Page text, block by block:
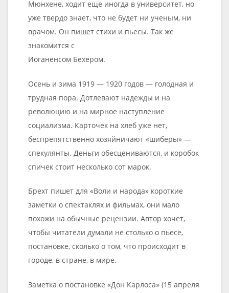
Мюнхене, ходит еще иногда в университет, но
уже твердо знает, что не будет ни ученым, ни
врачом. Он пишет стихи и пьесы. Так же
знакомится с
Иоганенсом Бехером.
Осень и зима 1919 — 1920 годов — голодная и
трудная пора. Дотлевают надежды и на
революцию и на мирное наступление
социализма. Карточек на хлеб уже нет,
беспрепятственно хозяйничают «шиберы» —
спекулянты. Деньги обесцениваются, и коробок
спичек стоит несколько сот марок.
Брехт пишет для «Воли и народа» короткие
заметки о спектаклях и фильмах, они мало
похожи на обычные рецензии. Автор хочет,
чтобы читатели думали не столько о пьесе,
постановке, сколько о том, что происходит в
городе, в стране, в мире.
Заметка о постановке «Дон Карлоса» (15 апреля